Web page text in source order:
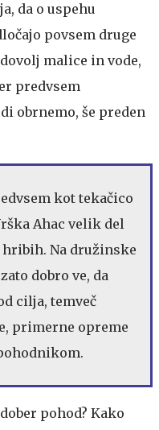
da o uspehu
povsem druge
malice in vode,
predvsem
obrnemo, še preden
kot tekačico
Ahac velik del
Na družinske
dobro ve, da
cilja, temveč
primerne opreme
pohod? Kako